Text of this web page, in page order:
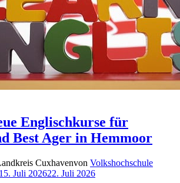
Englischkurse für
Best Ager in Hemmoor
von Volkshochschule
15. Juli 202622. Juli 2026